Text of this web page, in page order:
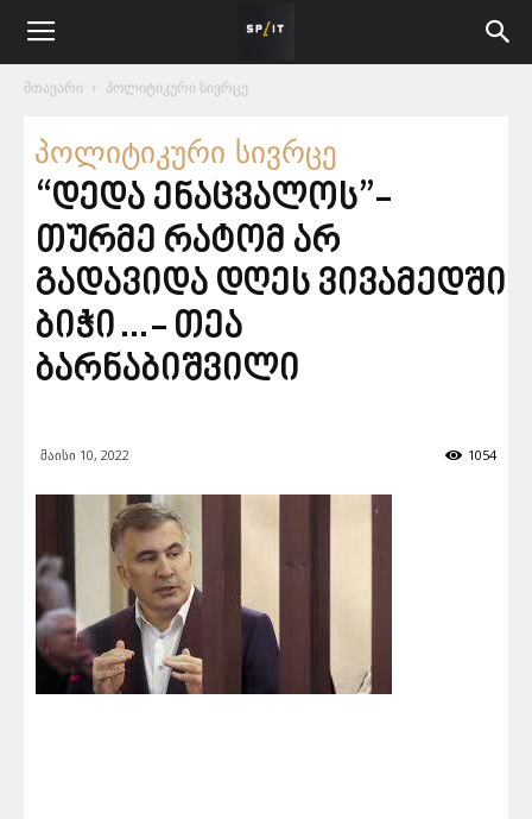
მთავარი პოლიტიკური სივრცე
პოლიტიკური სივრცე
“დედა ენაცვალოს”-
თურმე რატომ არ
გადავიდა დღეს ვივამედში
ბიჭი…- თეა
ბარნაბიშვილი
მაისი 10, 2022 1054